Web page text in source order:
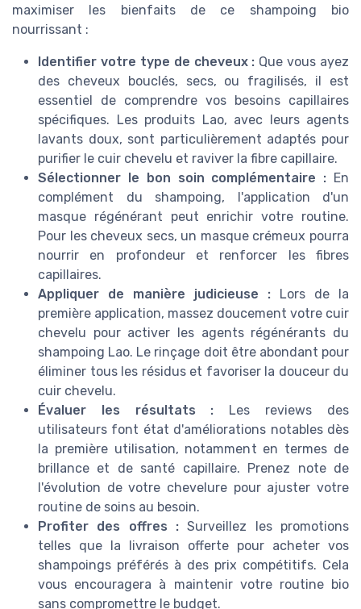
maximiser les bienfaits de ce shampoing bio
nourrissant :
Identifier votre type de cheveux : Que vous ayez
des cheveux bouclés, secs, ou fragilisés, il est
essentiel de comprendre vos besoins capillaires
spécifiques. Les produits Lao, avec leurs agents
lavants doux, sont particulièrement adaptés pour
purifier le cuir chevelu et raviver la fibre capillaire.
Sélectionner le bon soin complémentaire : En
complément du shampoing, l'application d'un
masque régénérant peut enrichir votre routine.
Pour les cheveux secs, un masque crémeux pourra
nourrir en profondeur et renforcer les fibres
capillaires.
Appliquer de manière judicieuse : Lors de la
première application, massez doucement votre cuir
chevelu pour activer les agents régénérants du
shampoing Lao. Le rinçage doit être abondant pour
éliminer tous les résidus et favoriser la douceur du
cuir chevelu.
Évaluer les résultats : Les reviews des
utilisateurs font état d'améliorations notables dès
la première utilisation, notamment en termes de
brillance et de santé capillaire. Prenez note de
l'évolution de votre chevelure pour ajuster votre
routine de soins au besoin.
Profiter des offres : Surveillez les promotions
telles que la livraison offerte pour acheter vos
shampoings préférés à des prix compétitifs. Cela
vous encouragera à maintenir votre routine bio
sans compromettre le budget.